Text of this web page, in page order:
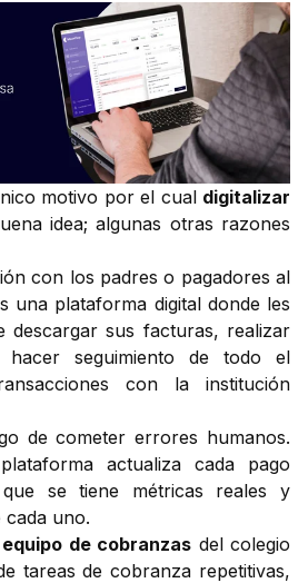
motivo por el cual digitalizar
idea; algunas otras razones
con los padres o pagadores al
una plataforma digital donde les
descargar sus facturas, realizar
seguimiento de todo el
con la institución
de cometer errores humanos.
actualiza cada pago
se tiene métricas reales y
cada uno.
de cobranzas del colegio
tareas de cobranza repetitivas,